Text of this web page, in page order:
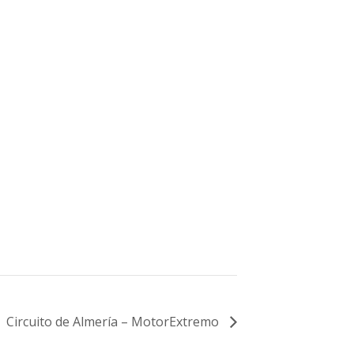
Circuito de Almería – MotorExtremo